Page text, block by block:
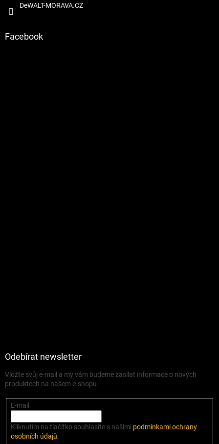
DeWALT-MORAVA.CZ
Facebook
Odebírat newsletter
Vložte svůj e-mail a my vám budeme zasílat informace o nových
produktech na našem e-shopu.
E-mail
Kliknutím na tlačítko souhlasíte s našimi podmínkami ochrany
osobních údajů.